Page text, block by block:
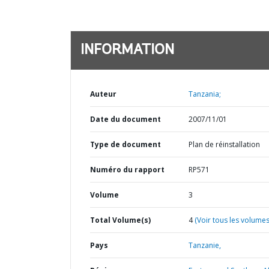
INFORMATION
Auteur Tanzania;
Date du document 2007/11/01
Type de document Plan de réinstallation
Numéro du rapport RP571
Volume 3
Total Volume(s) 4(Voir tous les
Pays Tanzanie,